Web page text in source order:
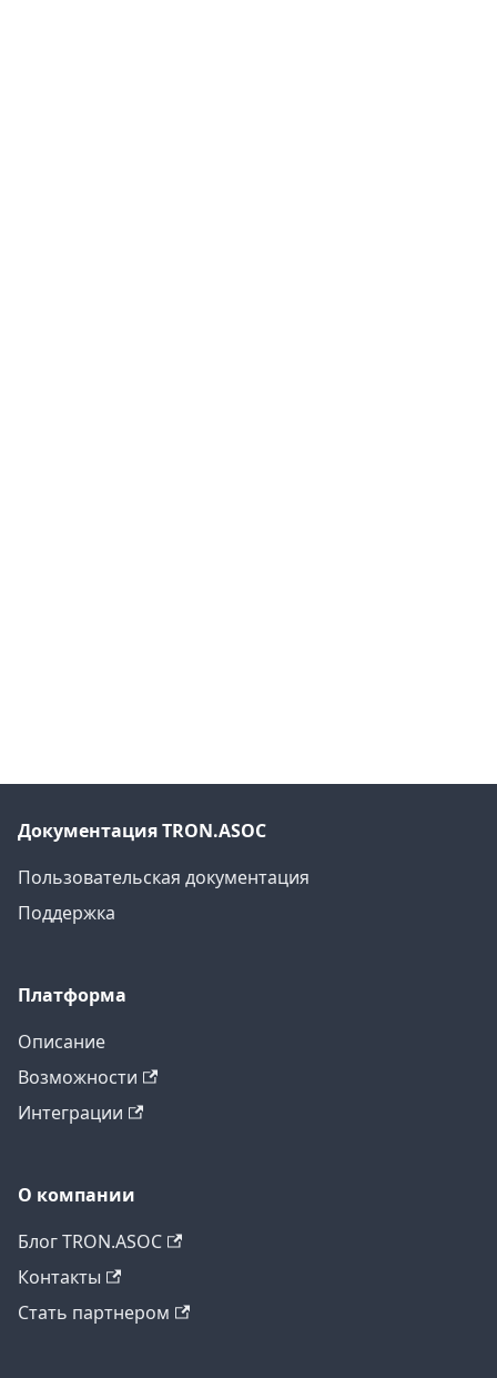
Документация TRON.ASOC
Пользовательская документация
Поддержка
Платформа
Описание
Возможности
Интеграции
О компании
Блог TRON.ASOC
Контакты
Стать партнером